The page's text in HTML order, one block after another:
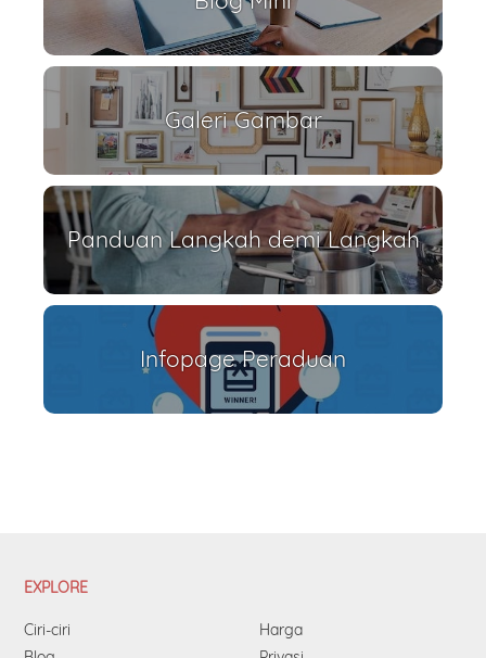
Galeri Gambar
Panduan Langkah demi Langkah
Infopage Peraduan
EXPLORE
Ciri-ciri
Harga